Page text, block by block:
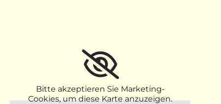
Bitte akzeptieren Sie Marketing-
Cookies, um diese Karte anzuzeigen.